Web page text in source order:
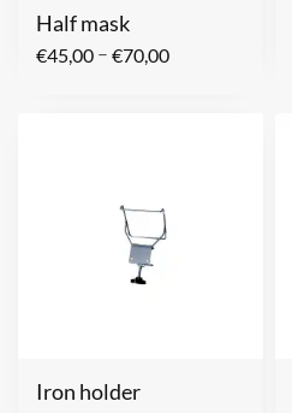
Half mask
€45,00 – €70,00
Iron holder